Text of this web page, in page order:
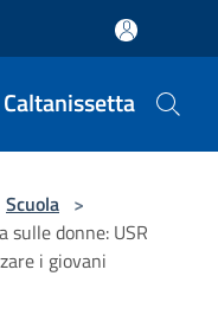
Scuola >
sulle donne: USR
i giovani